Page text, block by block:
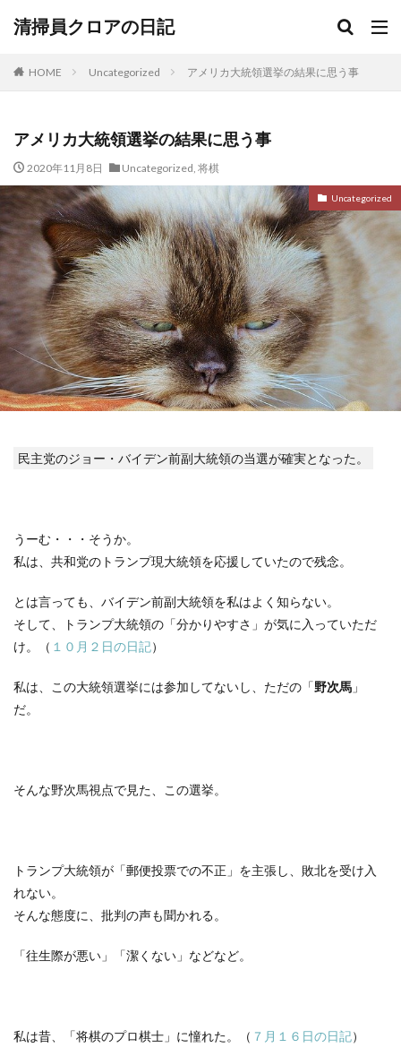
清掃員クロアの日記
HOME Uncategorized アメリカ大統領選挙の結果に思う事
アメリカ大統領選挙の結果に思う事
2020年11月8日 Uncategorized, 将棋
Uncategorized
民主党のジョー・バイデン前副大統領の当選が確実となった。
うーむ・・・そうか。
私は、共和党のトランプ現大統領を応援していたので残念。
とは言っても、バイデン前副大統領を私はよく知らない。
そして、トランプ大統領の「分かりやすさ」が気に入っていただ
け。（ １０月２日の日記）
私は、この大統領選挙には参加してないし、ただの「野次馬 」
だ。
そんな野次馬視点で見た、この選挙。
トランプ大統領が「郵便投票での不正」を主張し、敗北を受け入
れない。
そんな態度に、批判の声も聞かれる。
「往生際が悪い」「潔くない」などなど。
私は昔、「将棋のプロ棋士」に憧れた。（ ７月１６日の日記）